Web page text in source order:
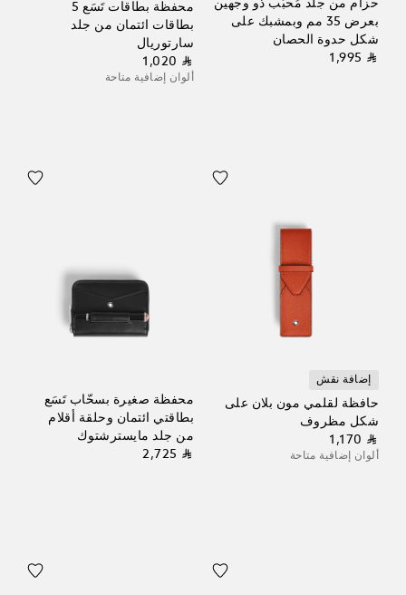
حزام من جلد مُحبَّب ذو وجهين
بعرض 35 مم وبمشبك على
شكل حدوة الحصان
⃁ 1,995
محفظة بطاقات تَسَع 5
بطاقات ائتمان من جلد
سارتوريال
⃁ 1,020
ألوان إضافية متاحة
إضافة نقش
حافظة لقلمي مون بلان على
شكل مظروف
⃁ 1,170
ألوان إضافية متاحة
محفظة صغيرة بسحّاب تَسَع
بطاقتي ائتمان وحلقة أقلام
من جلد مايسترشتوك
⃁ 2,725